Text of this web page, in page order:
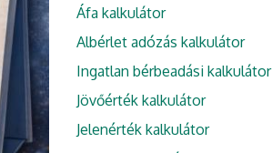
Áfa kalkulátor
Albérlet adózás kalkulátor
Ingatlan bérbeadási kalkulátor
Jövőérték kalkulátor
Jelenérték kalkulátor